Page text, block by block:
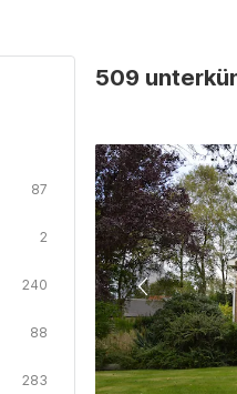
87
2
240
88
283
509